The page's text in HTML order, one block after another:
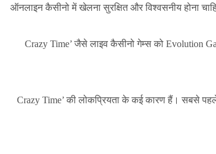
ऑनलाइन कैसीनो में खेलना सुरक्षित और विश्वसनीय होना
‘Crazy Time’ जैसे लाइव कैसीनो गेम्स को Evolution
‘Crazy Time’ की लोकप्रियता के कई कारण हैं। सबसे